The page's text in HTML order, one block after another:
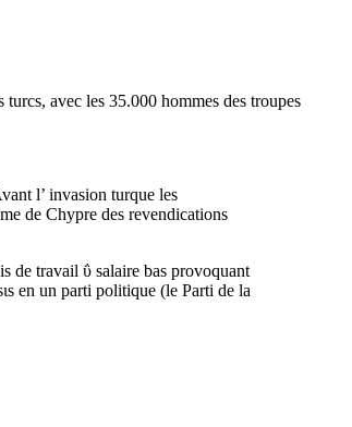
avec les 35.000 hommes des troupes
l’ invasion turque les
de Chypre des revendications
de travail ΰ salaire bas provoquant
en un parti politique (le Parti de la